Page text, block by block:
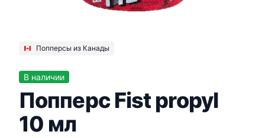
Попперсы из Канады
В наличии
Попперс Fist propyl
10 мл